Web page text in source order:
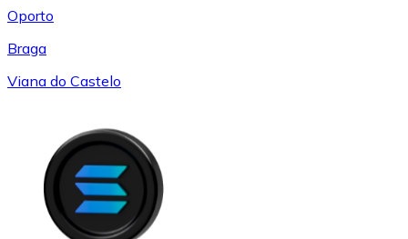
Oporto
Braga
Viana do Castelo